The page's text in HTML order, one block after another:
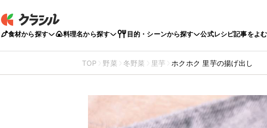
食材から探す 料理名から探す 目的・シーンから探す 公式レシピ記事をよむ
TOP 野菜 冬野菜 里芋 ホクホク 里芋の揚げ出し